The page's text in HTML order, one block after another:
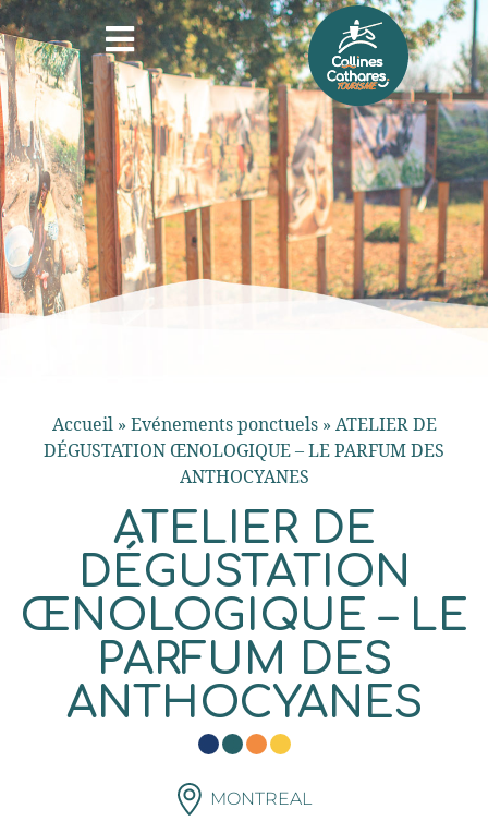
Accueil» Evénements ponctuels» ATELIER DE
DÉGUSTATION ŒNOLOGIQUE – LE PARFUM DES
ANTHOCYANES
ATELIER DE
DÉGUSTATION
ŒNOLOGIQUE – LE
PARFUM DES
ANTHOCYANES
MONTREAL